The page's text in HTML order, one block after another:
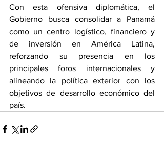
Con esta ofensiva diplomática, el
Gobierno busca consolidar a Panamá
como un centro logístico, financiero y
de inversión en América Latina,
reforzando su presencia en los
principales foros internacionales y
alineando la política exterior con los
objetivos de desarrollo económico del
país.